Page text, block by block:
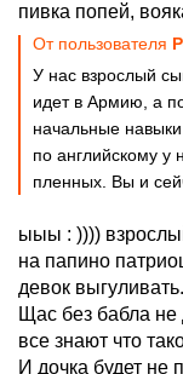
пивка попей,
От пользователя
У нас взрослый
идет в Армию, а
начальные
по английскому
пленных. Вы и
ыыы : ))))
на папино
девок выгуливать.
Щас без бабла
все знают что
И дочка будет не